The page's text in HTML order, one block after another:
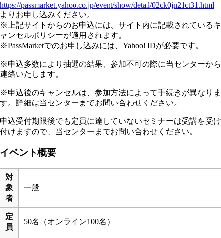
https://passmarket.yahoo.co.jp/event/show/detail/02ck0jn21ct31.html
よりお申し込みください。
※上記サイトからのお申込には、サイト内に記載されているキ
ャンセルポリシーが適用されます。
※PassMarketでのお申し込みには、Yahoo! IDが必要です。
※申込多数により抽選の結果、参加不可の際に当センターから
連絡いたします。
※申込後のキャンセルは、参加方法によって手続きが異なりま
す。詳細は当センターまでお問い合わせください。
申込受付期限後でも定員に達していないセミナーは受講を受け
付けますので、当センターまでお問い合わせください。
イベント概要
対
象
者
一般
定
員
50名（オンライン100名）